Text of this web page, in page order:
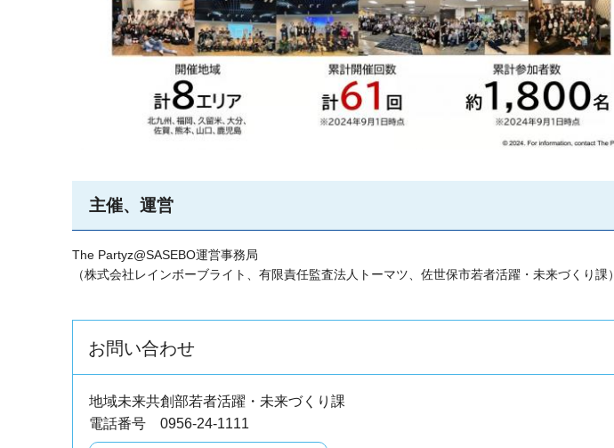
主催、運営
The Partyz@SASEBO運営事務局
（株式会社レインボーブライト​、有限責任監査法人トーマツ、佐世保市若者活躍・未来づくり課）
お問い合わせ
地域未来共創部若者活躍・未来づくり課
電話番号 0956-24-1111